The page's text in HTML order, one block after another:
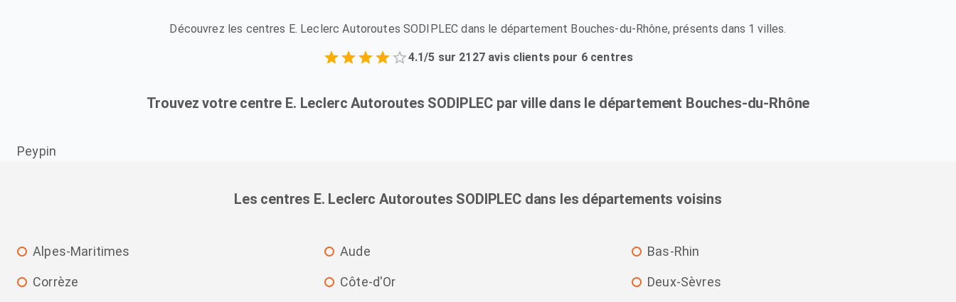
Découvrez les centres E. Leclerc Autoroutes SODIPLEC dans le département Bouches-du-Rhône, présents dans 1 villes.
4.1/5 sur 2127 avis clients pour 6 centres
Trouvez votre centre E. Leclerc Autoroutes SODIPLEC par ville dans le département Bouches-du-Rhône
Peypin
Les centres E. Leclerc Autoroutes SODIPLEC dans les départements voisins
Alpes-Maritimes Aude Bas-Rhin
Corrèze Côte-d'Or Deux-Sèvres